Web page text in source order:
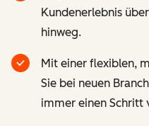
Kundenerlebnis
hinweg.
Mit einer flexiblen,
Sie bei neuen
immer einen Schritt